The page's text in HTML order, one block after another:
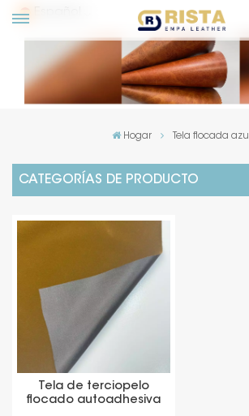
Hogar Tela flocada azul
CATEGORÍAS DE PRODUCTO
Tela de terciopelo
flocado autoadhesiva